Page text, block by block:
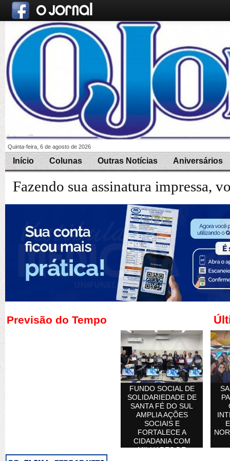
Quinta-feira, 6 de agosto de 2026
Início Colunas Outras Notícias Aniversários
Fazendo sua assinatura impressa,
Previsão do Tempo
FUNDO SOCIAL DE
SOLIDARIEDADE DE
SANTA FÉ DO SUL
AMPLIA AÇÕES
SOCIAIS E
FORTALECE A
CIDADANIA COM
MILHARES DE